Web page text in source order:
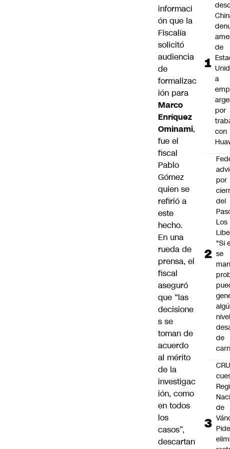
informaci
ón que la
Fiscalía
solicitó
audiencia
de
formalizac
ión para
Marco
Enríquez
Ominami,
fue el
fiscal
Pablo
Gómez
quien se
refirió a
este
hecho.
En una
rueda de
prensa, el
fiscal
aseguró
que “las
decisione
s se
toman de
acuerdo
al mérito
de la
investigac
ión, como
en todos
los
casos”,
descartan
de
a
por
con
por
del
Los
"Si
se
de
de
Pide